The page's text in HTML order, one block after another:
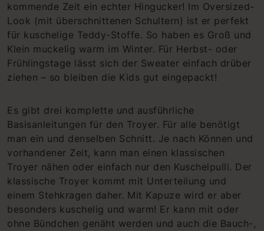
kommende Zeit ein echter Hingucker! Im Oversized-
Look (mit überschnittenen Schultern) ist er perfekt
für kuschelige Teddy-Stoffe. So haben es Groß und
Klein muckelig warm im Winter. Für Herbst- oder
Frühlingstage lässt sich der Sweater einfach drüber
ziehen – so bleiben die Kids gut eingepackt!
Es gibt drei komplette und ausführliche
Basisanleitungen für den Troyer. Für alle benötigt
man ein und denselben Schnitt. Je nach Können und
vorhandener Zeit, kann man einen klassischen
Troyer nähen oder einfach nur den Kuschelpulli. Der
klassische Troyer kommt mit Unterteilung und
einem Stehkragen daher. Mit Kapuze wird er aber
besonders kuschelig und warm! Er kann mit oder
ohne Bündchen genäht werden und auch die Bauch-,